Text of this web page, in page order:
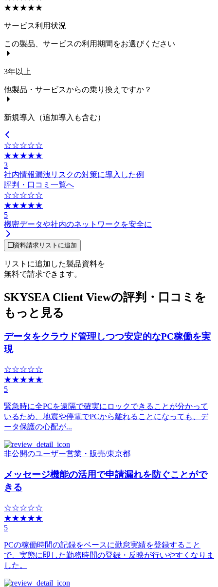
★★★★★
サービス利用状況
この製品、サービスの利用期間をお選びください
3年以上
他製品・サービスからの乗り換えですか？
新規導入（追加導入も含む）
☆☆☆☆☆
★★★★★
3
社内情報漏洩リスクの対策に導入した例
評判・口コミ一覧へ
☆☆☆☆☆
★★★★★
5
機密データや社内のネットワークを安全に
資料請求リストに追加
リストに追加した製品資料を
無料で請求できます。
SKYSEA Client Viewの評判・口コミを
もっと見る
データをクラウド管理しつつ安定的なPC稼働を実
現
☆☆☆☆☆
★★★★★
5
緊急時に全PCを遠隔で確実にロックできることが分かって
いるため、地震や停電でPCから離れることになっても、デ
ータ保護の心配が...
非公開のユーザー営業・販売/東京都
メッセージ機能の活用で申請漏れを防ぐことがで
きる
☆☆☆☆☆
★★★★★
5
PCの稼働時間の記録をベースに勤怠実績を登録すること
で、実態に即した勤務時間の登録・反映が行いやすくなりま
した。